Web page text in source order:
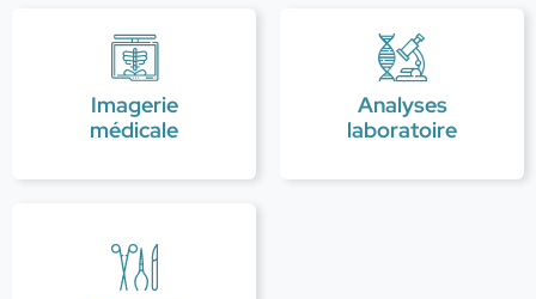
Imagerie
médicale
Analyses
laboratoire